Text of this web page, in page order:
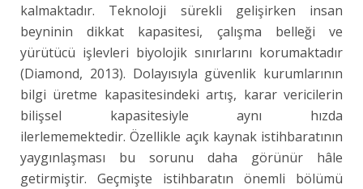
kalmaktadır. Teknoloji sürekli gelişirken insan
beyninin dikkat kapasitesi, çalışma belleği ve
yürütücü işlevleri biyolojik sınırlarını korumaktadır
(Diamond, 2013). Dolayısıyla güvenlik kurumlarının
bilgi üretme kapasitesindeki artış, karar vericilerin
bilişsel kapasitesiyle aynı hızda
ilerlememektedir. Özellikle açık kaynak istihbaratının
yaygınlaşması bu sorunu daha görünür hâle
getirmiştir. Geçmişte istihbaratın önemli bölümü